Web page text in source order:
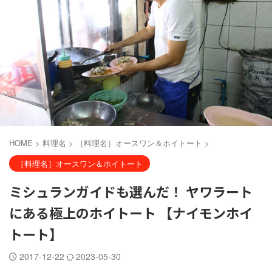
HOME > 料理名 > ［料理名］オースワン＆ホイトート >
［料理名］オースワン＆ホイトート
ミシュランガイドも選んだ！ ヤワラート
にある極上のホイトート 【ナイモンホイ
トート】
2017-12-22 2023-05-30